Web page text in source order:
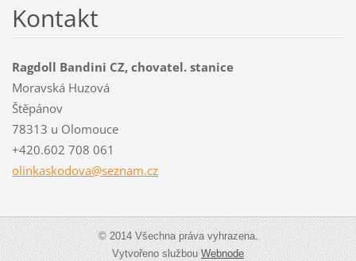
Kontakt
Ragdoll Bandini CZ, chovatel. stanice
Moravská Huzová
Štěpánov
78313 u Olomouce
+420.602 708 061
olinkaskodova@seznam.cz
© 2014 Všechna práva vyhrazena.
Vytvořeno službouWebnode